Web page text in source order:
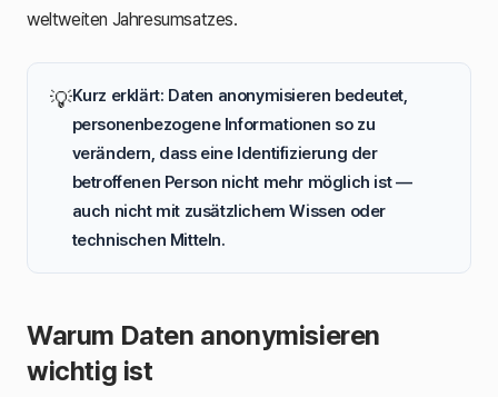
weltweiten Jahresumsatzes.
💡Kurz erklärt: Daten anonymisieren bedeutet,
personenbezogene Informationen so zu
verändern, dass eine Identifizierung der
betroffenen Person nicht mehr möglich ist —
auch nicht mit zusätzlichem Wissen oder
technischen Mitteln.
Warum Daten anonymisieren
wichtig ist